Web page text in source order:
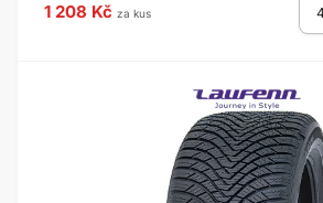
1 208 Kč za kus